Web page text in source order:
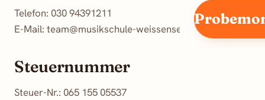
Telefon: 030 94391211
E-Mail: team@musikschule-weissensee-pankow.de
Steuernummer
Steuer-Nr.: 065 155 05537